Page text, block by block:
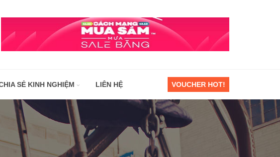
SẺ KINH NGHIỆM LIÊN HỆ VOUCHER HOT!